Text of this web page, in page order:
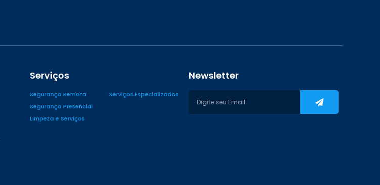
Serviços
Segurança Remota
Segurança Presencial
Limpeza e Serviços
Serviços Especializados
Newsletter